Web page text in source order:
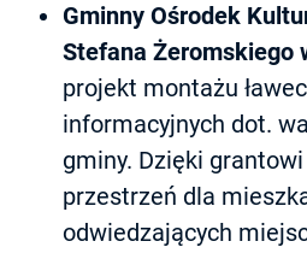
Gminny Ośrodek
Stefana Żeromskiego
projekt montażu
informacyjnych dot.
gminy. Dzięki
przestrzeń dla
odwiedzających